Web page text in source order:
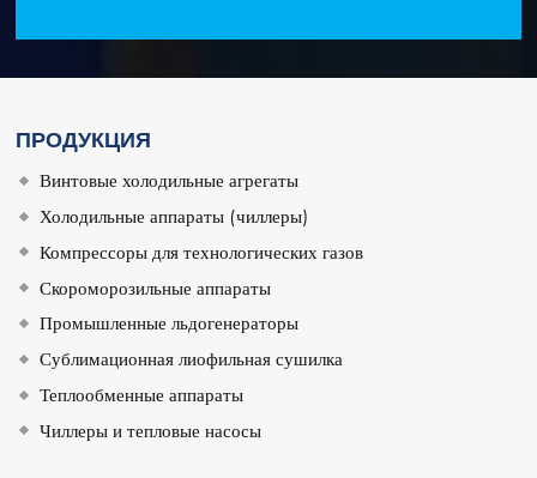
ПРОДУКЦИЯ
Винтовые холодильные агрегаты
Холодильные аппараты (чиллеры)
Компрессоры для технологических газов
Скороморозильные аппараты
Промышленные льдогенераторы
Сублимационная лиофильная сушилка
Теплообменные аппараты
Чиллеры и тепловые насосы